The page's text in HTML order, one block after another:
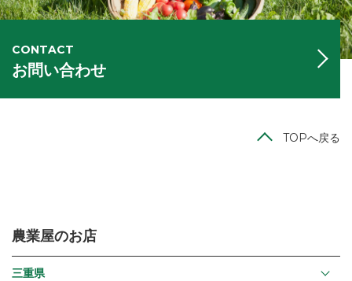
CONTACT
お問い合わせ
TOPへ戻る
農業屋のお店
三重県